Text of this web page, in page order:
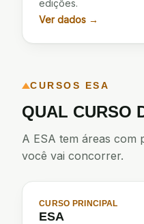
edições.
Ver dados →
CURSOS ESA
QUAL CURSO
A ESA tem áreas com
você vai concorrer.
CURSO PRINCIPAL
ESA